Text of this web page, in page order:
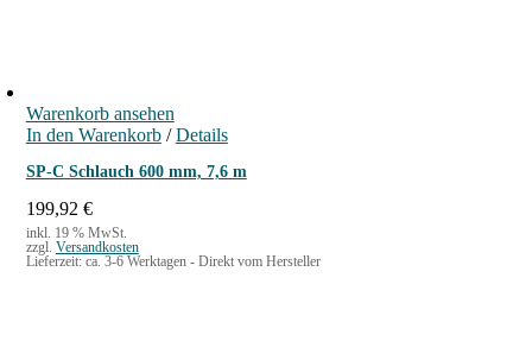
Warenkorb ansehen
In den Warenkorb / Details
SP-C Schlauch 600 mm, 7,6 m
199,92 €
inkl. 19 % MwSt.
zzgl. Versandkosten
Lieferzeit: ca. 3-6 Werktagen - Direkt vom Hersteller